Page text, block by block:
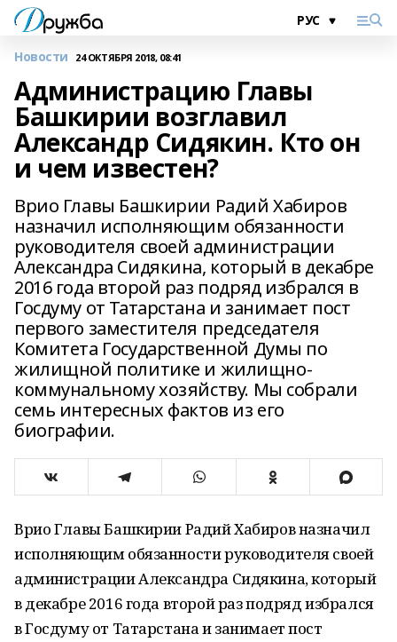
Новости 24 ОКТЯБРЯ 2018, 08:41
Администрацию Главы
Башкирии возглавил
Александр Сидякин. Кто он
и чем известен?
Врио Главы Башкирии Радий Хабиров
назначил исполняющим обязанности
руководителя своей администрации
Александра Сидякина, который в декабре
2016 года второй раз подряд избрался в
Госдуму от Татарстана и занимает пост
первого заместителя председателя
Комитета Государственной Думы по
жилищной политике и жилищно-
коммунальному хозяйству. Мы собрали
семь интересных фактов из его
биографии.
Врио Главы Башкирии Радий Хабиров назначил
исполняющим обязанности руководителя своей
администрации Александра Сидякина, который
в декабре 2016 года второй раз подряд избрался
в Госдуму от Татарстана и занимает пост